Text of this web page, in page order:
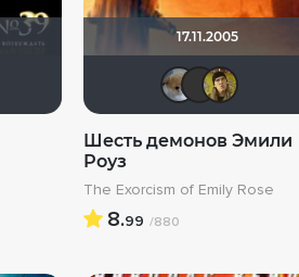
Афоня Дурко
17.11.2005
Шесть демонов Эмили
Роуз
The Exorcism of Emily Rose
8.99 /880